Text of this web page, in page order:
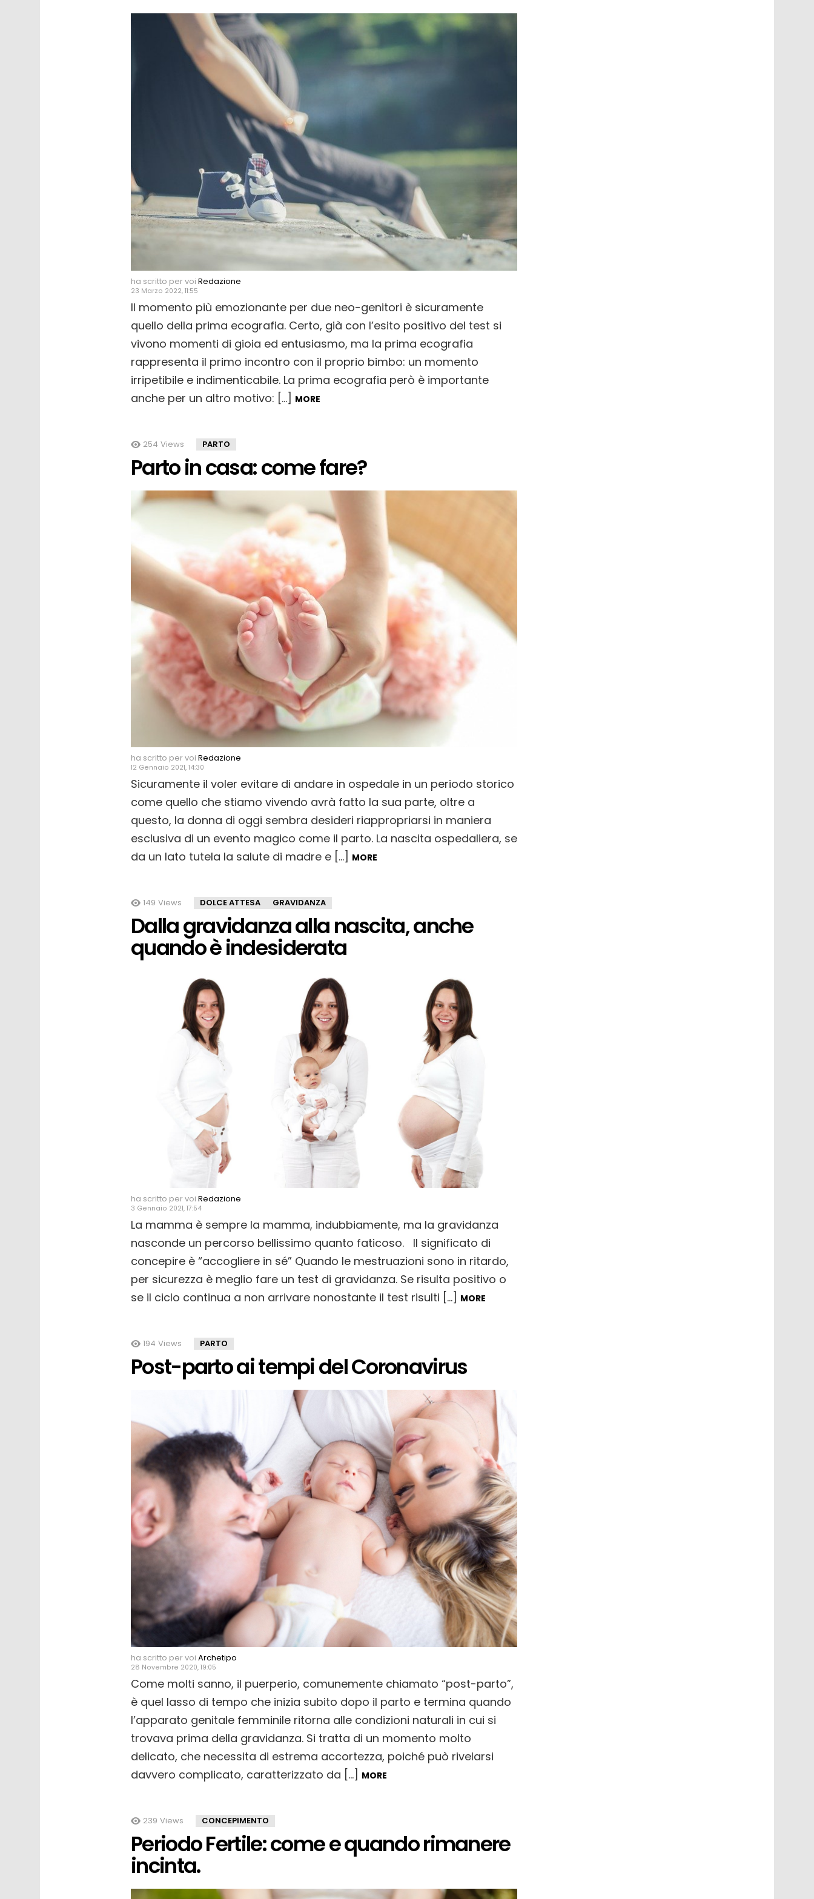
ha scritto per voi Redazione
23 Marzo 2022, 11:55
Il momento più emozionante per due neo-genitori è sicuramente
quello della prima ecografia. Certo, già con l’esito positivo del test si
vivono momenti di gioia ed entusiasmo, ma la prima ecografia
rappresenta il primo incontro con il proprio bimbo: un momento
irripetibile e indimenticabile. La prima ecografia però è importante
anche per un altro motivo: […] MORE
254 Views PARTO
Parto in casa: come fare?
ha scritto per voi Redazione
12 Gennaio 2021, 14:30
Sicuramente il voler evitare di andare in ospedale in un periodo storico
come quello che stiamo vivendo avrà fatto la sua parte, oltre a
questo, la donna di oggi sembra desideri riappropriarsi in maniera
esclusiva di un evento magico come il parto. La nascita ospedaliera, se
da un lato tutela la salute di madre e […]
MORE
149 Views DOLCE ATTESA GRAVIDANZA
Dalla gravidanza alla nascita, anche
quando è indesiderata
ha scritto per voi Redazione
3 Gennaio 2021, 17:54
La mamma è sempre la mamma, indubbiamente, ma la gravidanza
nasconde un percorso bellissimo quanto faticoso. Il significato di
concepire è “accogliere in sé” Quando le mestruazioni sono in ritardo,
per sicurezza è meglio fare un test di gravidanza. Se risulta positivo o
se il ciclo continua a non arrivare nonostante il test risulti […] MORE
194 Views PARTO
Post-parto ai tempi del Coronavirus
ha scritto per voi Archetipo
28 Novembre 2020, 19:05
Come molti sanno, il puerperio, comunemente chiamato “post-parto”,
è quel lasso di tempo che inizia subito dopo il parto e termina quando
l’apparato genitale femminile ritorna alle condizioni naturali in cui si
trovava prima della gravidanza. Si tratta di un momento molto
delicato, che necessita di estrema accortezza, poiché può rivelarsi
davvero complicato, caratterizzato da […]
MORE
239 Views CONCEPIMENTO
Periodo Fertile: come e quando rimanere
incinta.